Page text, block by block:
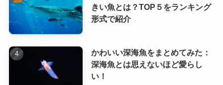
きい魚とは？TOP５をランキング
形式で紹介
かわいい深海魚をまとめてみた：
深海魚とは思えないほど愛らし
い！